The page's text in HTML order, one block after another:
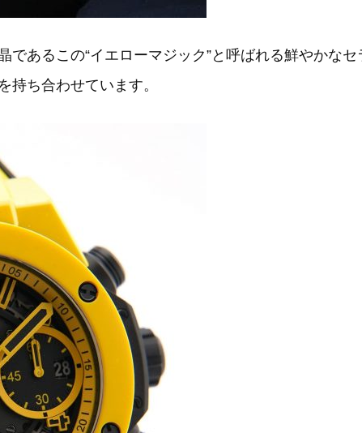
であるこの“イエローマジック”と呼ばれる鮮やかな
持ち合わせています。